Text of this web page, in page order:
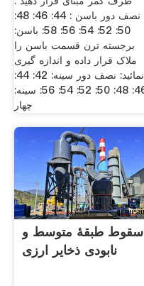
نصف دور باسن : 44: 46: 48:
50: 52: 54: 56: 58: باسن:
برجسته ترن قسمت باسن را
ملاک قرار داده و اندازه گیری
نمائید: نصف دور سینه: 42: 44:
46: 48: 50: 52: 54: 56: سینه:
چهار
سقوط طبقهٔ متوسط و
نابودی ذخایر ارزی